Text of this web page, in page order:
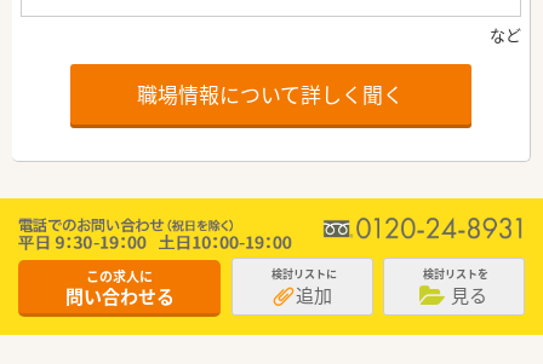
職場情報について詳しく聞く
この求人に
問い合わせる
検討リストに
追加
検討リストを
見る